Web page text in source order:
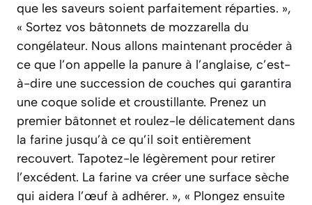
que les saveurs soient parfaitement réparties. »,
« Sortez vos bâtonnets de mozzarella du
congélateur. Nous allons maintenant procéder à
ce que l’on appelle la panure à l’anglaise, c’est-
à-dire une succession de couches qui garantira
une coque solide et croustillante. Prenez un
premier bâtonnet et roulez-le délicatement dans
la farine jusqu’à ce qu’il soit entièrement
recouvert. Tapotez-le légèrement pour retirer
l’excédent. La farine va créer une surface sèche
qui aidera l’œuf à adhérer. », « Plongez ensuite